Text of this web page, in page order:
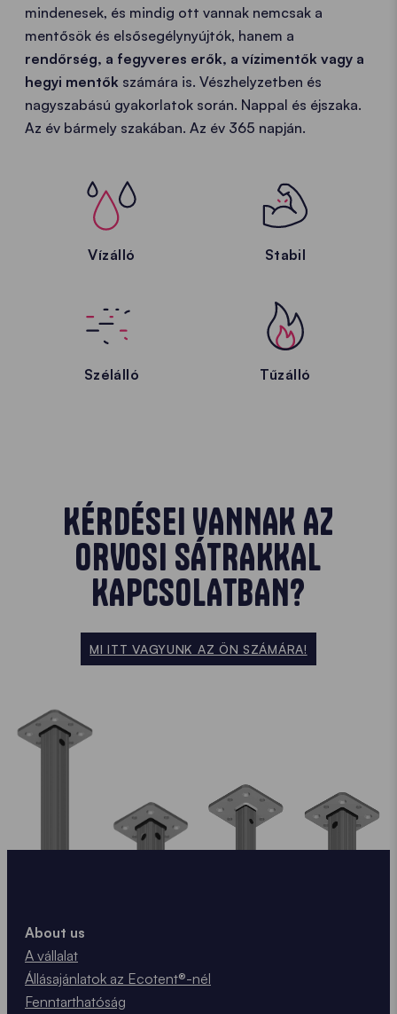
mindenesek, és mindig ott vannak nemcsak a
mentősök és elsősegélynyújtók, hanem a
rendőrség, a fegyveres erők, a vízimentők vagy a
hegyi mentők számára is. Vészhelyzetben és
nagyszabású gyakorlatok során. Nappal és éjszaka.
Az év bármely szakában. Az év 365 napján.
Vízálló Stabil
Szélálló Tűzálló
KÉRDÉSEI VANNAK AZ
ORVOSI SÁTRAKKAL
KAPCSOLATBAN?
MI ITT VAGYUNK AZ ÖN SZÁMÁRA!
About us
A vállalat
Állásajánlatok az Ecotent®-nél
Fenntarthatóság